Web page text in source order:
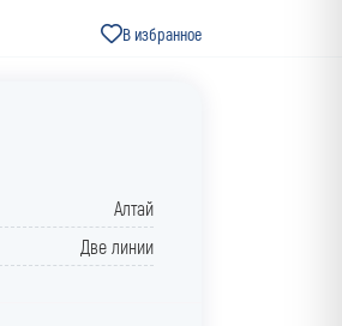
В избранное
Алтай
Две линии